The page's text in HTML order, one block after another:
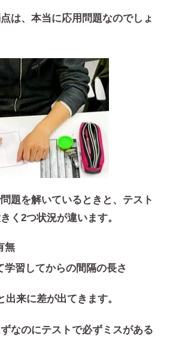
は、本当に応用問題なのでしょ
題を解いているときと、テスト
く2つ状況が違います。
無
学習してからの間隔の長さ
出来に差が出てきます。
なのにテストで必ずミスがある